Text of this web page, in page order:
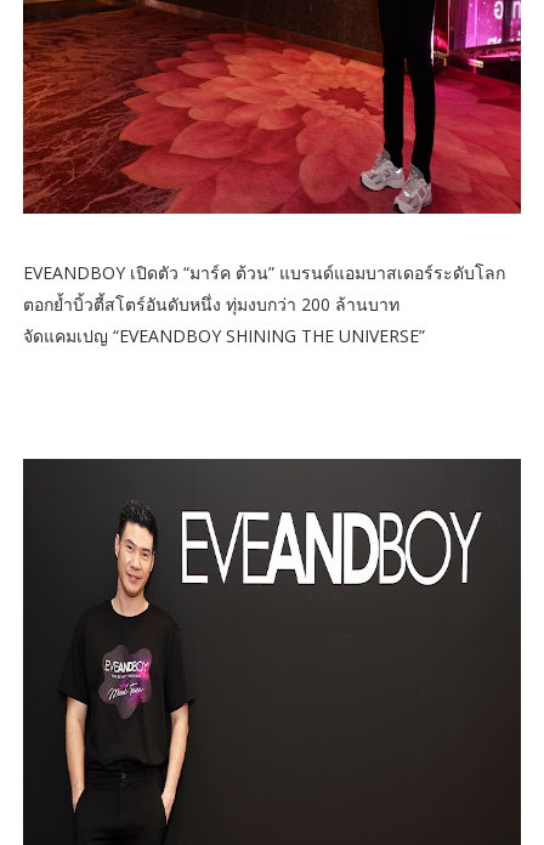
EVEANDBOY เปิดตัว “มาร์ค ต้วน” แบรนด์แอมบาสเดอร์ระดับโลก
ตอกย้ำบิ้วตี้สโตร์อันดับหนึ่ง ทุ่มงบกว่า 200 ล้านบาท
จัดแคมเปญ “EVEANDBOY SHINING THE UNIVERSE”